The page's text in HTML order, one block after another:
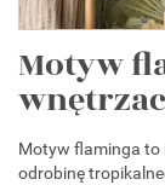
Motyw
Motyw flaminga to
odrobinę